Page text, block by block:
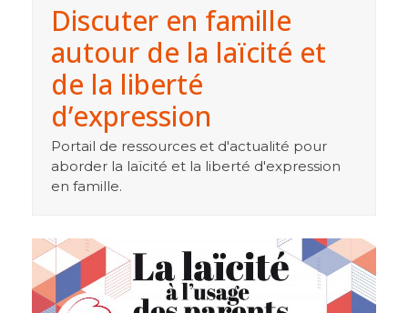
Discuter en famille
autour de la laïcité et
de la liberté
d’expression
Portail de ressources et d'actualité pour
aborder la laïcité et la liberté d'expression
en famille.